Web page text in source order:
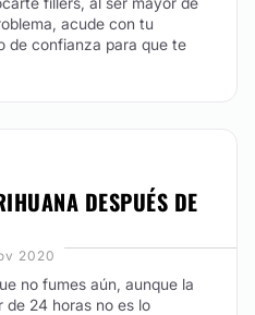
acude con tu
de confianza para que te
DESPUÉS DE
2020
no fumes aún, aunque la
de 24 horas no es lo